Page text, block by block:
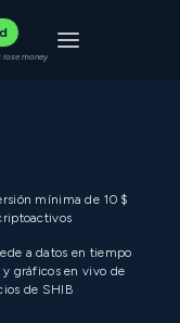
lose money Toggle
mínima de 10 $
a datos en tiempo
y gráficos en vivo de
de SHIB